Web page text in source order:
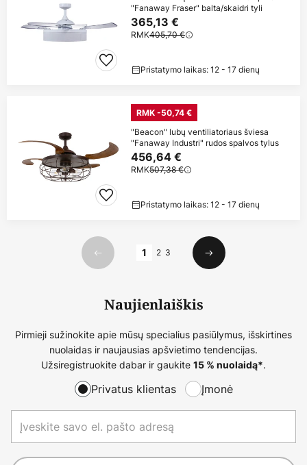
"Fanaway Fraser" balta/skaidri tyli
365,13 €
RMK405,70 €
Pristatymo laikas: 12 - 17 dienų
RMK -50,74 €
"Beacon" lubų ventiliatoriaus šviesa
"Fanaway Industri" rudos spalvos tylus
456,64 €
RMK507,38 €
Pristatymo laikas: 12 - 17 dienų
Ankstesnis
1 2 3
Kitas
Naujienlaiškis
Pirmieji sužinokite apie mūsų specialius pasiūlymus, išskirtines
nuolaidas ir naujausias apšvietimo tendencijas.
Užsiregistruokite dabar ir gaukite 15 % nuolaidą*.
Privatus klientas Įmonė